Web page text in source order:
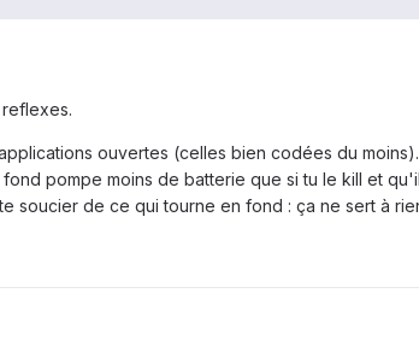
ouvertes (celles bien codées du
pompe moins de batterie que si tu le kill et
soucier de ce qui tourne en fond : ça ne sert à